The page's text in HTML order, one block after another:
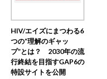
HIV/エイズにまつわる6
つの“理解のギャッ
プ”とは？ 2030年の流
行終結を目指すGAP6の
特設サイトを公開